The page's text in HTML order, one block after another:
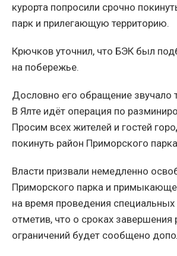
курорта попросили срочно
парк и прилегающую территорию.
Крючков уточнил, что БЭК был
на побережье.
Дословно его обращение звучало
В Ялте идёт операция по
Просим всех жителей и гостей
покинуть район Приморского
Власти призвали немедленно
Приморского парка и
на время проведения
отметив, что о сроках завершения
ограничений будет сообщено